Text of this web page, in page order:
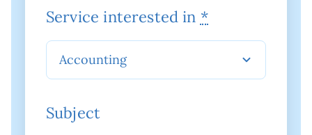
Service interested in *
Subject